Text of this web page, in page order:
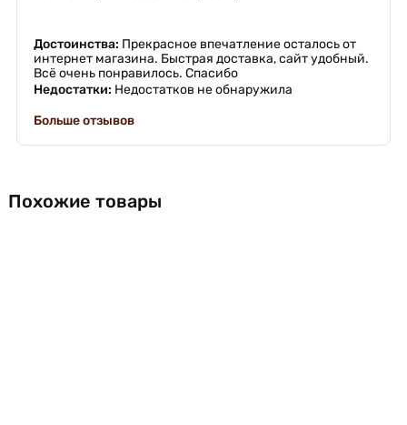
Достоинства: Прекрасное впечатление осталось от
интернет магазина. Быстрая доставка, сайт удобный.
Всё очень понравилось. Спасибо
Недостатки: Недостатков не обнаружила
Больше отзывов
Похожие товары